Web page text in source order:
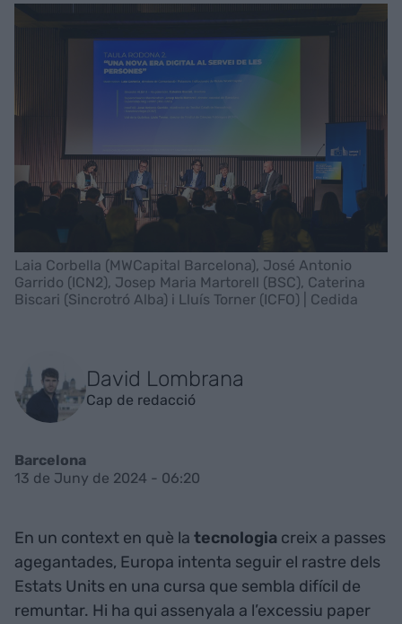
Laia Corbella (MWCapital Barcelona), José Antonio
Garrido (ICN2), Josep Maria Martorell (BSC), Caterina
Biscari (Sincrotró Alba) i Lluís Torner (ICFO) | Cedida
David Lombrana
Cap de redacció
Barcelona
13 de Juny de 2024 - 06:20
En un context en què la tecnologia creix a passes
agegantades, Europa intenta seguir el rastre dels
Estats Units en una cursa que sembla difícil de
remuntar. Hi ha qui assenyala a l’excessiu paper